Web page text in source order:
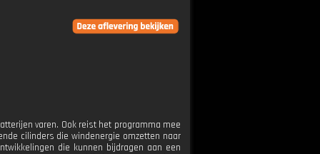
varen. Ook reist het programma mee
cilinders die windenergie omzetten naar
die kunnen bijdragen aan een